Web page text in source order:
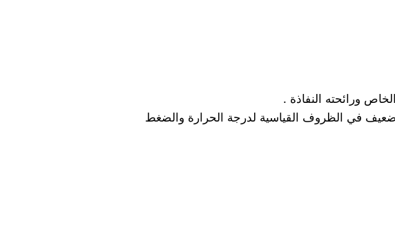
في الظروف القياسية لدرجة الحرارة والضغط